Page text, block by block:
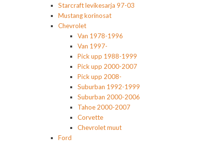
Starcraft levikesarja 97-03
Mustang korinosat
Chevrolet
Van 1978-1996
Van 1997-
Pick upp 1988-1999
Pick upp 2000-2007
Pick upp 2008-
Suburban 1992-1999
Suburban 2000-2006
Tahoe 2000-2007
Corvette
Chevrolet muut
Ford